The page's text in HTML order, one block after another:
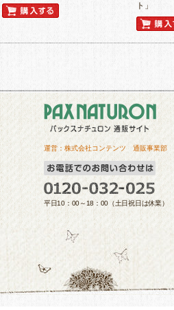
ト」
運営：株式会社コンテンツ 通販事業部
平日10：00～18：00（土日祝日は休業）